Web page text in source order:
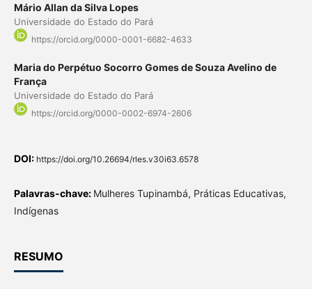
Mário Allan da Silva Lopes
Universidade do Estado do Pará
https://orcid.org/0000-0001-6682-4633
Maria do Perpétuo Socorro Gomes de Souza Avelino de
França
Universidade do Estado do Pará
https://orcid.org/0000-0002-6974-2606
DOI: https://doi.org/10.26694/rles.v30i63.6578
Palavras-chave: Mulheres Tupinambá, Práticas Educativas,
Indígenas
RESUMO